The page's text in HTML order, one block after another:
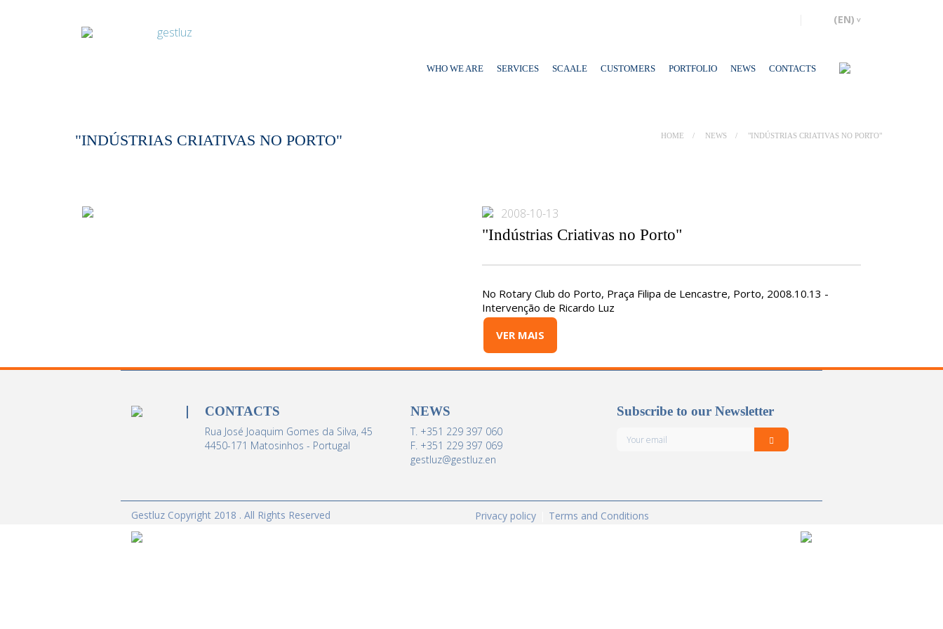
WHO WE ARE SERVICES SCAALE CUSTOMERS PORTFOLIO NEWS CONTACTS
"INDÚSTRIAS CRIATIVAS NO PORTO" HOME NEWS "INDÚSTRIAS CRIATIVAS NO PORTO"
2008-10-13
"Indústrias Criativas no Porto"
No Rotary Club do Porto, Praça Filipa de Lencastre, Porto, 2008.10.13 -
Intervenção de Ricardo Luz
VER MAIS
CONTACTS
Rua José Joaquim Gomes da Silva, 45
4450-171 Matosinhos - Portugal
NEWS
T. +351 229 397 060
F. +351 229 397 069
gestluz@gestluz.en
Subscribe to our Newsletter
Gestluz Copyright 2018 . All Rights Reserved Privacy policy Terms and Conditions